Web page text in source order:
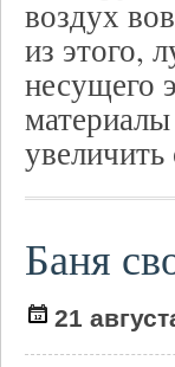
воздух
из этого,
несущего
Баня
21